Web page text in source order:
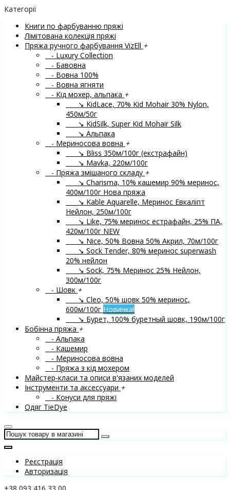
Категорії
Книги по фарбуванню пряжі
Лімітована колекція пряжі
Пряжа ручного фарбування VizEll +
- Luxury Collection
- Бавовна
- Вовна 100%
- Вовна ягняти
- Кід мохер, альпака +
↘ KidLace, 70% Kid Mohair 30% Nylon,
450м/50г
↘ KidSilk, Super Kid Mohair Silk
↘ Альпака
- Мериносова вовна +
↘ Bliss 350м/100г (екстрафайн)
↘ Mavka, 220м/100г
- Пряжа змішаного складу +
↘ Charisma, 10% кашемир 90% меринос,
400м/100г Нова пряжа
↘ Kable Aquarelle, Меринос Евкаліпт
Нейлон, 250м/100г
↘ Like, 75% меринос естрафайн, 25% ПА,
420м/100г NEW
↘ Nice, 50% Вовна 50% Акрил, 70м/100г
↘ Sock Tender, 80% меринос superwash
20% нейлон
↘ Sock, 75% Меринос 25% Нейлон,
300м/100г
- Шовк +
↘ Cleo, 50% шовк 50% меринос,
600м/100г Новинка!
↘ Бурет, 100% буретный шовк, 190м/100г
Бобінна пряжа +
- Альпака
- Кашемир
- Мериносова вовна
- Пряжа з кід мохером
Майстер-класи та описи в'язаних моделей
Інструменти та аксессуари +
- Конуси для пряжі
Одяг TieDye
Реєстрація
Авторизація